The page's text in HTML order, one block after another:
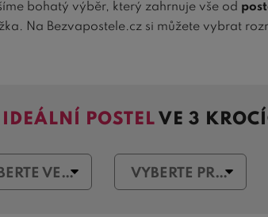
bohatý výběr, který zahrnuje vše od
Na Bezvapostele.cz si můžete vybrat
jednotlivce nebo pro občasné ubytování
si naši nabídku a vyberte si
IDEÁLNÍ POSTEL VE 3
VYBERTE VELIKOST VYBERTE PROVEDENÍ